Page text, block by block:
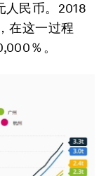
人民币。2018
，在这一过程
％。